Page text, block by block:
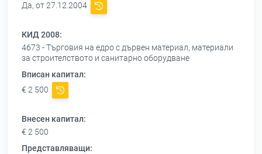
Да, от 27.12.2004
КИД 2008:
4673 - Търговия на едро с дървен материал, материали
за строителството и санитарно оборудване
Вписан капитал:
€ 2 500
Внесен капитал:
€ 2 500
Представляващи: